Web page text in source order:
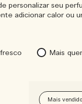
personalizar seu
adicionar calor ou
Mais
Mais vendido